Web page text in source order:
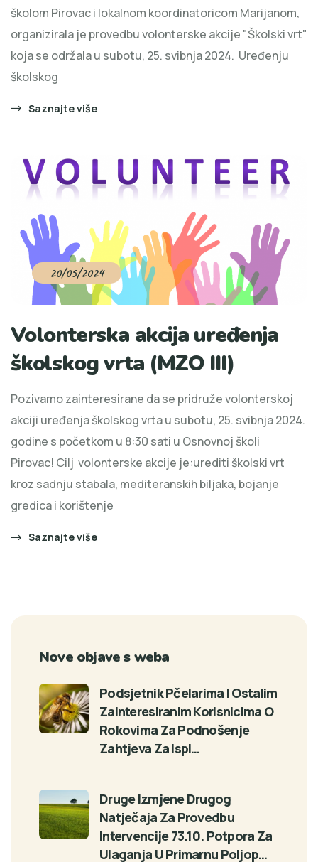
školom Pirovac i lokalnom koordinatoricom Marijanom,
organizirala je provedbu volonterske akcije "Školski vrt"
koja se održala u subotu, 25. svibnja 2024. Uređenju
školskog
Saznajte više
20/05/2024
Volonterska akcija uređenja
školskog vrta (MZO III)
Pozivamo zainteresirane da se pridruže volonterskoj
akciji uređenja školskog vrta u subotu, 25. svibnja 2024.
godine s početkom u 8:30 sati u Osnovnoj školi
Pirovac! Cilj volonterske akcije je:urediti školski vrt
kroz sadnju stabala, mediteranskih biljaka, bojanje
gredica i korištenje
Saznajte više
Nove objave s weba
Podsjetnik Pčelarima I Ostalim
Zainteresiranim Korisnicima O
Rokovima Za Podnošenje
Zahtjeva Za Ispl…
Druge Izmjene Drugog
Natječaja Za Provedbu
Intervencije 73.10. Potpora Za
Ulaganja U Primarnu Poljop…